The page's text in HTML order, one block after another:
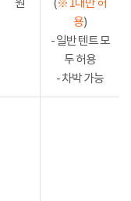
원
(※ 1대만 허
용)
- 일반 텐트 모
두 허용
- 차박 가능